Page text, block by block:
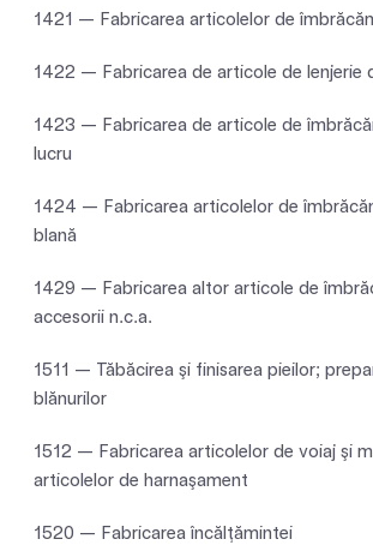
1421 — Fabricarea articolelor de
1422 — Fabricarea de articole de lenjerie
1423 — Fabricarea de articole de
lucru
1424 — Fabricarea articolelor de
blană
1429 — Fabricarea altor articole de
accesorii n.c.a.
1511 — Tăbăcirea şi finisarea pieilor;
blănurilor
1512 — Fabricarea articolelor de voiaj şi
articolelor de harnaşament
1520 — Fabricarea încălţămintei